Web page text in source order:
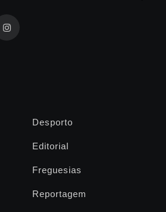
Desporto
Editorial
Freguesias
Reportagem